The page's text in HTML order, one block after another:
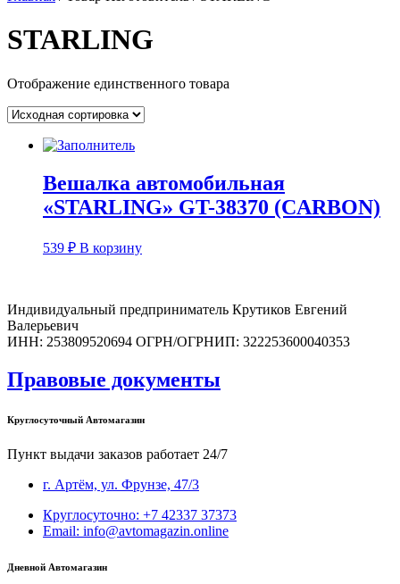
STARLING
Отображение единственного товара
Вешалка автомобильная
«STARLING» GT-38370 (CARBON)
539 ₽ В корзину
Индивидуальный предприниматель Крутиков Евгений
Валерьевич
ИНН: 253809520694 ОГРН/ОГРНИП: 322253600040353
Правовые документы
Круглосуточный Автомагазин
Пункт выдачи заказов работает 24/7
г. Артём, ул. Фрунзе, 47/3
Круглосуточно: +7 42337 37373
Email: info@avtomagazin.online
Дневной Автомагазин